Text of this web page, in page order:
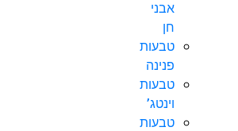
אבני
חן
טבעות
פנינה
טבעות
וינטג’
טבעות